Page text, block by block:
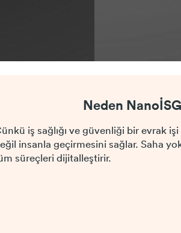
Neden
iş sağlığı ve güvenliği bir evrak
insanla geçirmesini sağlar. Saha
süreçleri dijitalleştirir.